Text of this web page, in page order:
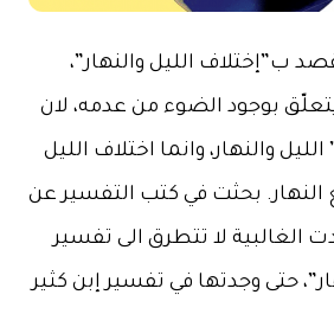
ب”إختلاف الليل والنهار”،
بوجود الضوء من عدمه، لان
والنهار، وانما اختلاف الليل
النهار. بحثت في كتب التفسير عن
الغالبية لا تتطرق الى تفسير
حتى وجدتها في تفسير إبن كثير